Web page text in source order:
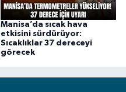
Manisa’da sıcak hava
etkisini sürdürüyor:
Sıcaklıklar 37 dereceyi
görecek